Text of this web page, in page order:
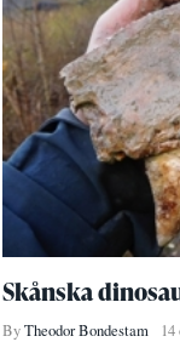
Skånska
ByTheodor Bondestam